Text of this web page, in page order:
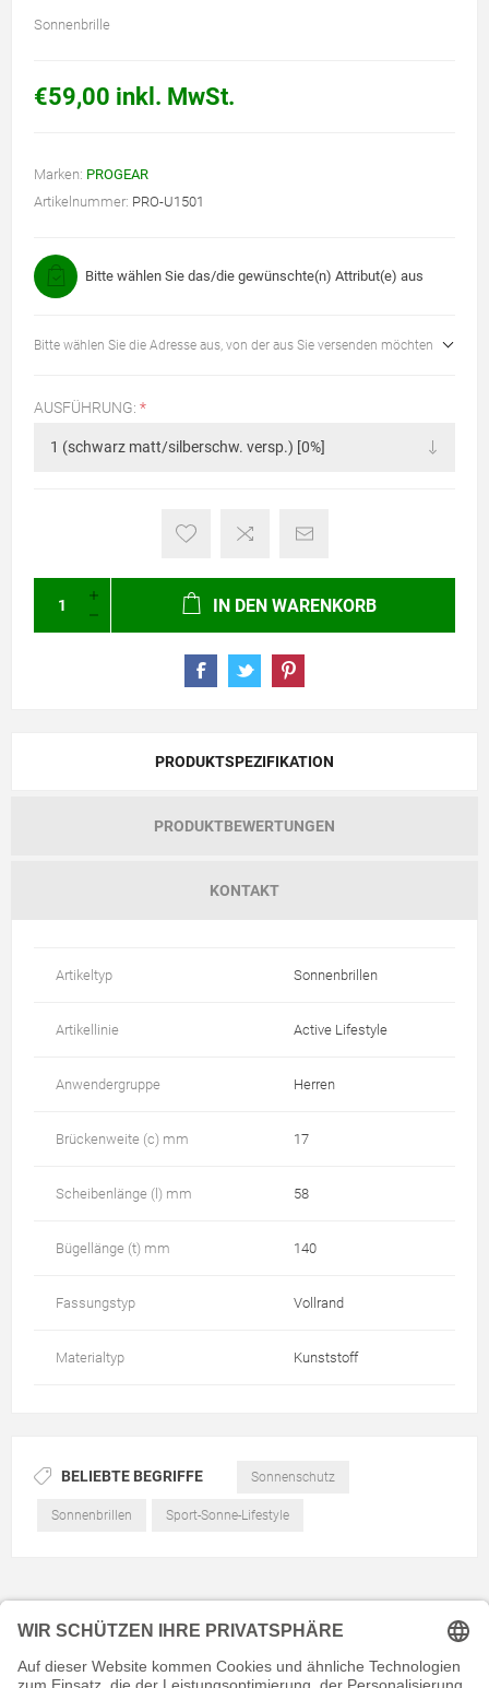
Sonnenbrille
€59,00 inkl. MwSt.
Marken: PROGEAR
Artikelnummer: PRO-U1501
Bitte wählen Sie das/die gewünschte(n) Attribut(e) aus
Bitte wählen Sie die Adresse aus, von der aus Sie versenden möchten
AUSFÜHRUNG: *
IN DEN WARENKORB
PRODUKTSPEZIFIKATION
PRODUKTBEWERTUNGEN
KONTAKT
Artikeltyp Sonnenbrillen
Artikellinie Active Lifestyle
Anwendergruppe Herren
Brückenweite (c) mm 17
Scheibenlänge (l) mm 58
Bügellänge (t) mm 140
Fassungstyp Vollrand
Materialtyp Kunststoff
BELIEBTE BEGRIFFE Sonnenschutz
Sonnenbrillen Sport-Sonne-Lifestyle